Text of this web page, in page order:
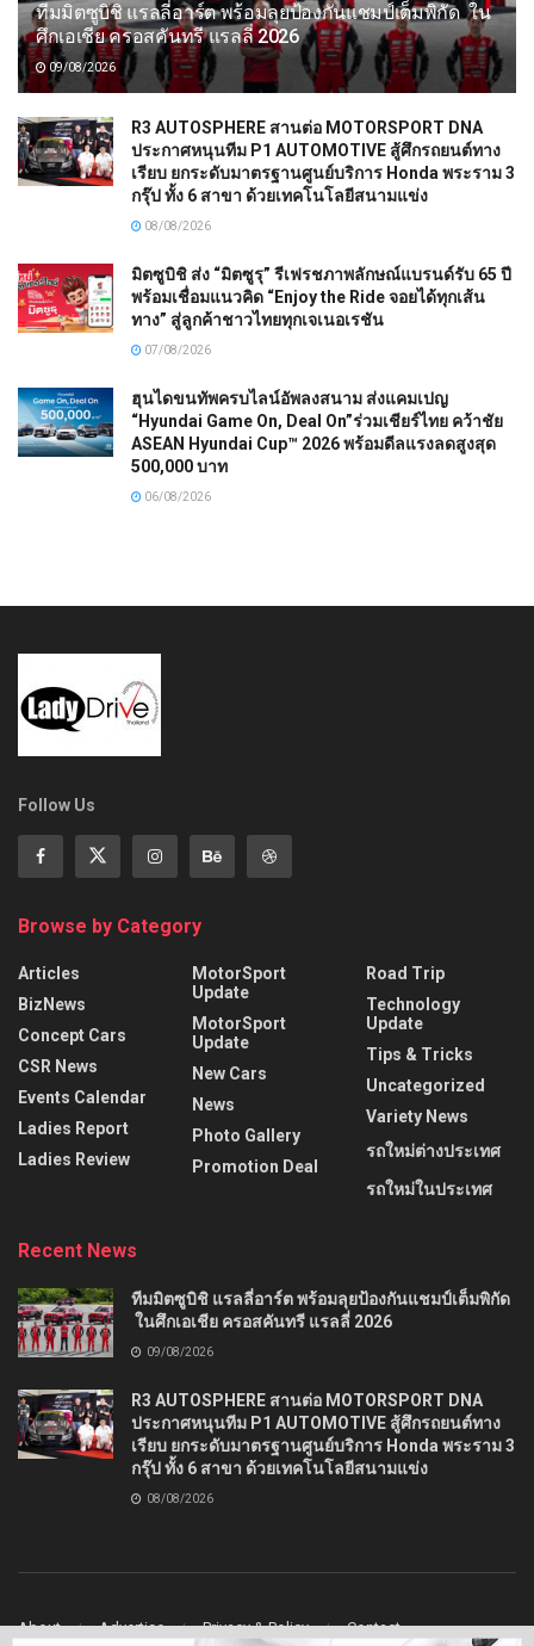
ทีมมิตซูบิชิ แรลลี่อาร์ต พร้อมลุยป้องกันแชมป์เต็มพิกัด ใน
ศึกเอเชีย ครอสคันทรี แรลลี่ 2026
09/08/2026
R3 AUTOSPHERE สานต่อ MOTORSPORT DNA
ประกาศหนุนทีม P1 AUTOMOTIVE สู้ศึกรถยนต์ทาง
เรียบ ยกระดับมาตรฐานศูนย์บริการ Honda พระราม 3
กรุ๊ป ทั้ง 6 สาขา ด้วยเทคโนโลยีสนามแข่ง
08/08/2026
มิตซูบิชิ ส่ง “มิตซูรุ” รีเฟรชภาพลักษณ์แบรนด์รับ 65 ปี
พร้อมเชื่อมแนวคิด “Enjoy the Ride จอยได้ทุกเส้น
ทาง” สู่ลูกค้าชาวไทยทุกเจเนอเรชัน
07/08/2026
ฮุนไดขนทัพครบไลน์อัพลงสนาม ส่งแคมเปญ
“Hyundai Game On, Deal On”ร่วมเชียร์ไทย คว้าชัย
ASEAN Hyundai Cup™ 2026 พร้อมดีลแรงลดสูงสุด
500,000 บาท
06/08/2026
Follow Us
Browse by Category
Articles
BizNews
Concept Cars
CSR News
Events Calendar
Ladies Report
Ladies Review
MotorSport
Update
MotorSport
Update
New Cars
News
Photo Gallery
Promotion Deal
Road Trip
Technology
Update
Tips & Tricks
Uncategorized
Variety News
รถใหม่ต่างประเทศ
รถใหม่ในประเทศ
Recent News
ทีมมิตซูบิชิ แรลลี่อาร์ต พร้อมลุยป้องกันแชมป์เต็มพิกัด
ในศึกเอเชีย ครอสคันทรี แรลลี่ 2026
09/08/2026
R3 AUTOSPHERE สานต่อ MOTORSPORT DNA
ประกาศหนุนทีม P1 AUTOMOTIVE สู้ศึกรถยนต์ทาง
เรียบ ยกระดับมาตรฐานศูนย์บริการ Honda พระราม 3
กรุ๊ป ทั้ง 6 สาขา ด้วยเทคโนโลยีสนามแข่ง
08/08/2026
About Advertise Privacy & Policy Contact